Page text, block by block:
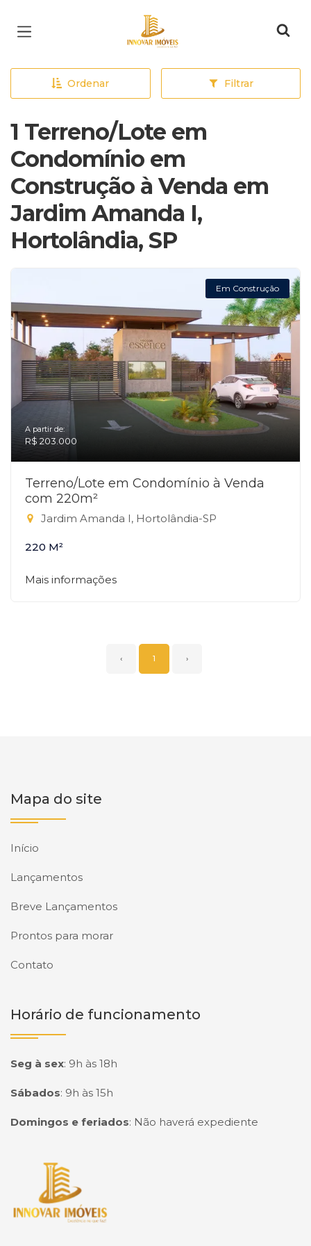
Página inicial
Ordenar Filtrar
1 Terreno/Lote em
Condomínio em
Construção à Venda em
Jardim Amanda I,
Hortolândia, SP
Em Construção
A partir de:
R$ 203.000
Terreno/Lote em Condomínio à Venda
com 220m²
Jardim Amanda I, Hortolândia-SP
220 M²
Mais informações
‹ 1 ›
Mapa do site
Início
Lançamentos
Breve Lançamentos
Prontos para morar
Contato
Horário de funcionamento
Seg à sex: 9h às 18h
Sábados: 9h às 15h
Domingos e feriados: Não haverá expediente
Página inicial